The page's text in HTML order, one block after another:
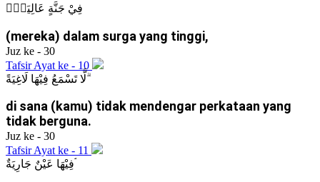
فِيْ جَنَّةٍ عَالِيَةٍۙ
(mereka) dalam surga yang tinggi,
Juz ke - 30
Tafsir Ayat ke - 10
لَّا تَسْمَعُ فِيْهَا لَاغِيَةً ۗ
di sana (kamu) tidak mendengar perkataan yang
tidak berguna.
Juz ke - 30
Tafsir Ayat ke - 11